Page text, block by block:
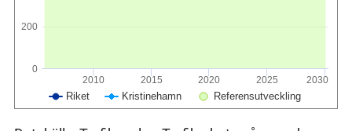
Riket Kristinehamn Referensutveckling
2010 2015 2020 2025 2030
0
200